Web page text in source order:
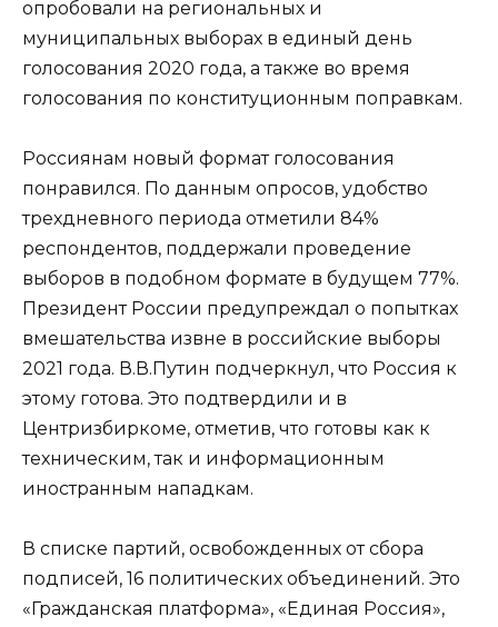
опробовали на региональных и
муниципальных выборах в единый день
голосования 2020 года, а также во время
голосования по конституционным поправкам.
Россиянам новый формат голосования
понравился. По данным опросов, удобство
трехдневного периода отметили 84%
респондентов, поддержали проведение
выборов в подобном формате в будущем 77%.
Президент России предупреждал о попытках
вмешательства извне в российские выборы
2021 года. В.В.Путин подчеркнул, что Россия к
этому готова. Это подтвердили и в
Центризбиркоме, отметив, что готовы как к
техническим, так и информационным
иностранным нападкам.
В списке партий, освобожденных от сбора
подписей, 16 политических объединений. Это
«Гражданская платформа», «Единая Россия»,